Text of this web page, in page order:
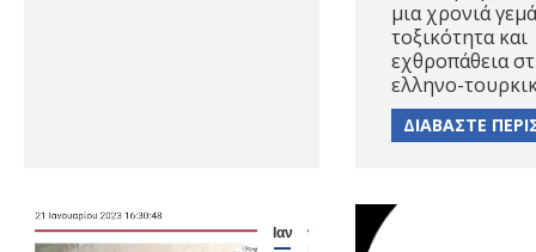
μια χρονιά
τοξικότητα και
εχθροπάθεια
ελληνο-
ΔΙΑΒΑΣΤΕ
Ιαν